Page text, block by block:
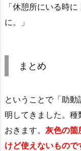
「休憩所にいる時
に。」
まとめ
ということで「助
明してきました。
おきます。 灰色の箇
けど使えないもので